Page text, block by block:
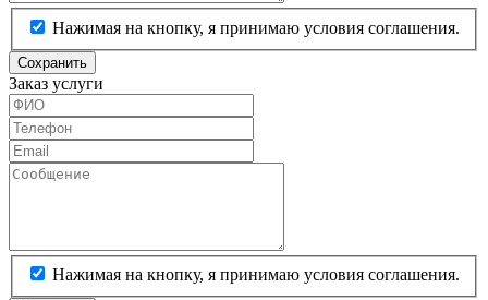
Нажимая на кнопку, я принимаю условия соглашения.
Сохранить
Заказ услуги
Нажимая на кнопку, я принимаю условия соглашения.